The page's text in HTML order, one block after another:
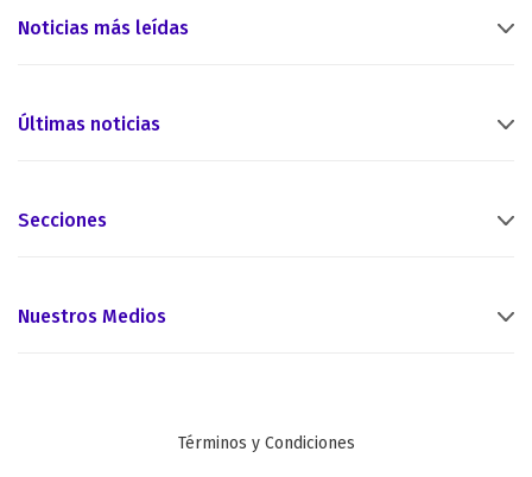
Noticias más leídas
Últimas noticias
Secciones
Nuestros Medios
Términos y Condiciones